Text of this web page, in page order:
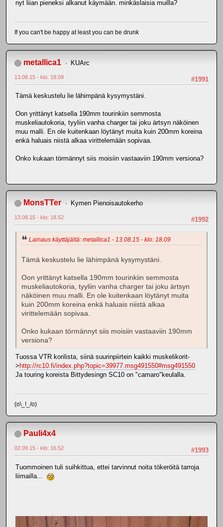
nyt liian pieneksi alkanut käymään. minkäslaisia muilla?
If you can't be happy at least you can be drunk
metallica1 KUArc
#1991
13.08.15 - klo: 18.09
Tämä keskustelu lie lähimpänä kysymystäni.
Oon yrittänyt katsella 190mm tourinkiin semmosta
muskeliautokoria, tyyliin vanha charger tai joku ärtsyn näköinen
muu malli. En ole kuitenkaan löytänyt muita kuin 200mm koreina
enkä haluais niistä alkaa virittelemään sopivaa.
Onko kukaan törmännyt siis moisiin vastaaviin 190mm versiona?
MonsTTer Kymen Pienoisautokerho
#1992
13.08.15 - klo: 18.52
Lainaus käyttäjältä: metallica1 - 13.08.15 - klo: 18.09
Tämä keskustelu lie lähimpänä kysymystäni.
Oon yrittänyt katsella 190mm tourinkiin semmosta
muskeliautokoria, tyyliin vanha charger tai joku ärtsyn
näköinen muu malli. En ole kuitenkaan löytänyt muita
kuin 200mm koreina enkä haluais niistä alkaa
virittelemään sopivaa.
Onko kukaan törmännyt siis moisiin vastaaviin 190mm
versiona?
Tuossa VTR korilista, siinä suurinpiirtein kaikki muskelikorit-
> http://rc10.fi/index.php?topic=39977.msg491550#msg491550
Ja touring koreista Bittydesingn SC10 on "camaro"keulalla.
(o\_!_/o)
Pauli4x4
#1993
02.09.15 - klo: 16.52
Tuommoinen tuli suihkittua, ettei tarvinnut noita tökeröitä tarroja
liimailla...